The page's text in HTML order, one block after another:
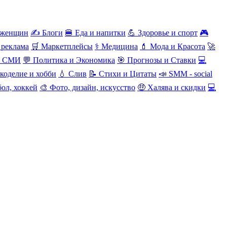
✍️ Блоги 🍔 Еда и напитки 💪 Здоровье и спорт 🎮
🛒 Маркетплейсы ⚕️ Медицина 💄 Мода и Красота 🚀
СМИ 💬 Политика и Экономика 🎯 Прогнозы и Ставки 💻
и хобби 💧 Слив 📝 Стихи и Цитаты 📣 SMM - social
хоккей 🎨 Фото, дизайн, искусство 🤑 Халява и скидки 💻